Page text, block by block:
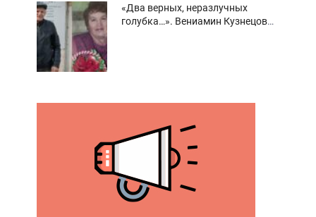
«Два верных, неразлучных
голубка…». Вениамин Кузнецов